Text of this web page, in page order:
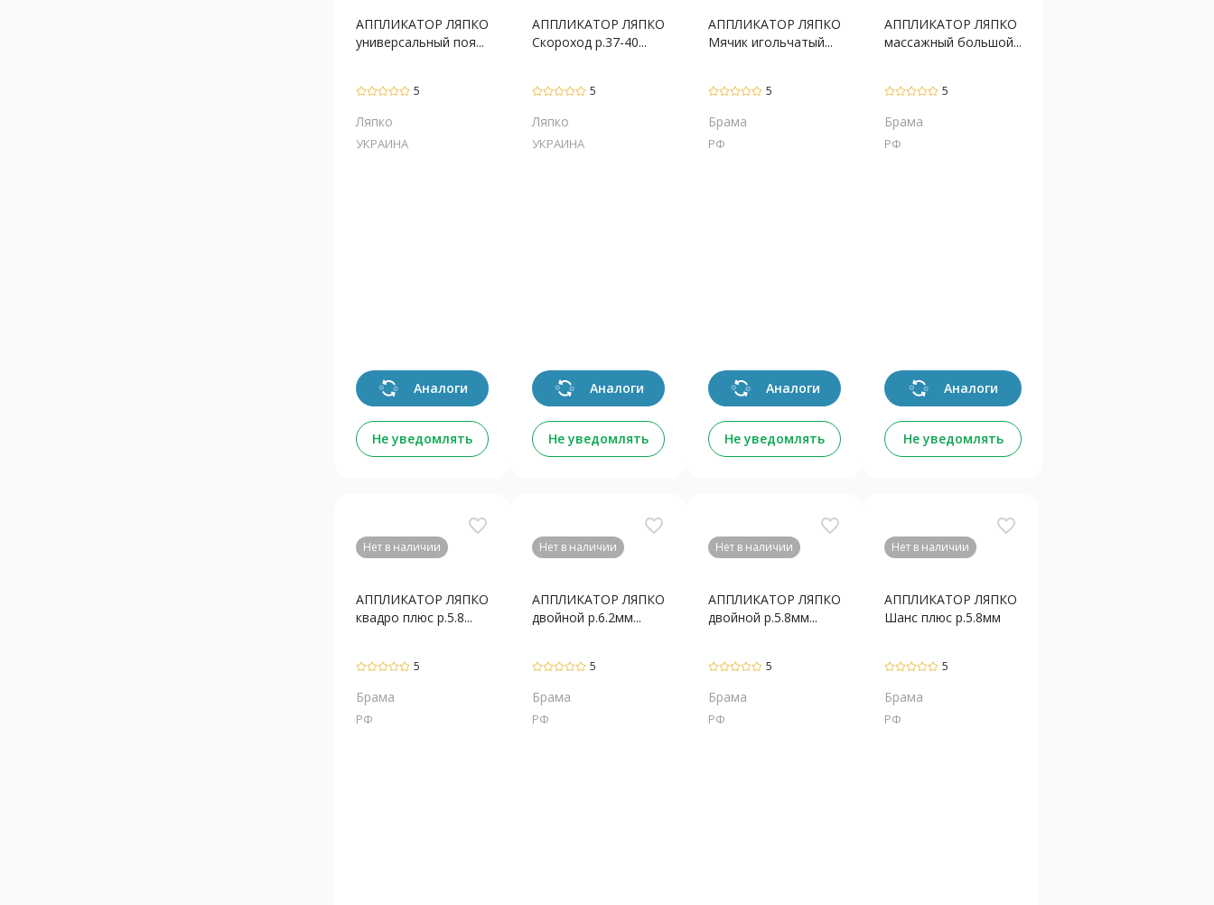
АППЛИКАТОР ЛЯПКО
универсальный поя...
5
Ляпко
УКРАИНА
Аналоги
Не уведомлять
АППЛИКАТОР ЛЯПКО
Скороход р.37-40...
5
Ляпко
УКРАИНА
Аналоги
Не уведомлять
АППЛИКАТОР ЛЯПКО
Мячик игольчатый...
5
Брама
РФ
Аналоги
Не уведомлять
АППЛИКАТОР ЛЯПКО
массажный большой...
5
Брама
РФ
Аналоги
Не уведомлять
favorite_border
Нет в наличии
АППЛИКАТОР ЛЯПКО
квадро плюс р.5.8...
5
Брама
РФ
favorite_border
Нет в наличии
АППЛИКАТОР ЛЯПКО
двойной р.6.2мм...
5
Брама
РФ
favorite_border
Нет в наличии
АППЛИКАТОР ЛЯПКО
двойной р.5.8мм...
5
Брама
РФ
favorite_border
Нет в наличии
АППЛИКАТОР ЛЯПКО
Шанс плюс р.5.8мм
5
Брама
РФ